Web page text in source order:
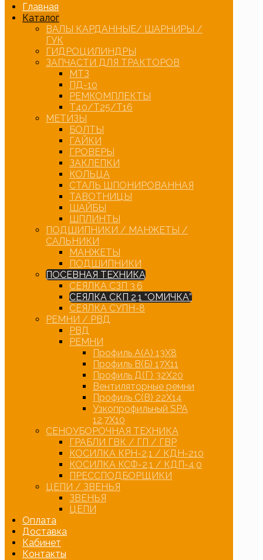
Главная
Каталог
ВАЛЫ КАРДАННЫЕ/ ШАРНИРЫ /
ГУК
ГИДРОЦИЛИНДРЫ
ЗАПЧАСТИ ДЛЯ ТРАКТОРОВ
МТЗ
ПД-10
РЕМКОМПЛЕКТЫ
Т40/Т25/Т16
МЕТИЗЫ
БОЛТЫ
ГАЙКИ
ГРОВЕРЫ
ЗАКЛЕПКИ
КОЛЬЦА
СТАЛЬ ШПОНИРОВАННАЯ
ТАВОТНИЦЫ
ШАЙБЫ
ШПЛИНТЫ
ПОДШИПНИКИ / МАНЖЕТЫ /
САЛЬНИКИ
МАНЖЕТЫ
ПОДШИПНИКИ
ПОСЕВНАЯ ТЕХНИКА
СЕЯЛКА СЗП 3,6
СЕЯЛКА СКП 2,1 “ОМИЧКА”
СЕЯЛКА СУПН-8
РЕМНИ / РВД
РВД
РЕМНИ
Профиль А(А) 13Х8
Профиль В(Б) 17Х11
Профиль Д(Г) 32Х20
Вентиляторные ремни
Профиль С(В) 22Х14
Узкопрофильный SPA
12,7Х10
СЕНОУБОРОЧНАЯ ТЕХНИКА
ГРАБЛИ ГВК / ГП / ГВР
КОСИЛКА КРН-2,1 / КДН-210
КОСИЛКА КСФ-2,1 / КДП-4,0
ПРЕССПОДБОРЩИКИ
ЦЕПИ / ЗВЕНЬЯ
ЗВЕНЬЯ
ЦЕПИ
Оплата
Доставка
Кабинет
Контакты